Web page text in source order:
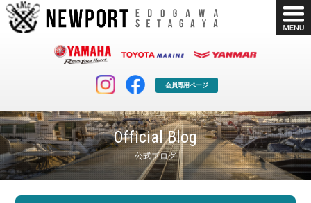
会員専用ページ
Official Blog
公式ブログ
マリンクラブ ボート販売